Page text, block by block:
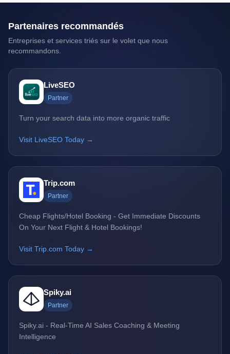
Partenaires recommandés
Entreprises et services triés sur le volet que nous
recommandons.
LiveSEO
Partner
Turn your search data into more organic traffic
Visit LiveSEO Today →
Trip.com
Partner
Cheap Flights/Hotel Booking - Get Immediate Discounts
On Your Next Flight & Hotel Bookings!
Visit Trip.com Today →
Spiky.ai
Partner
Spiky.ai - Real-Time AI Sales Coaching & Meeting
Intelligence